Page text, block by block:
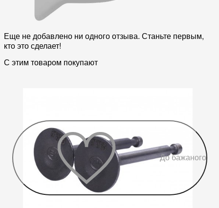
Еще не добавлено ни одного отзыва. Станьте первым,
кто это сделает!
С этим товаром покупают
До бажаного